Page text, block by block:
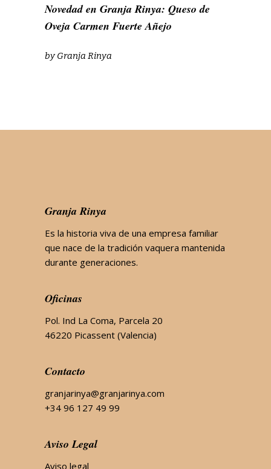
Novedad en Granja Rinya: Queso de
Oveja Carmen Fuerte Añejo
byGranja Rinya
Granja Rinya
Es la historia viva de una empresa familiar
que nace de la tradición vaquera mantenida
durante generaciones.
Oficinas
Pol. Ind La Coma, Parcela 20
46220 Picassent (Valencia)
Contacto
granjarinya@granjarinya.com
+34 96 127 49 99
Aviso Legal
Aviso legal